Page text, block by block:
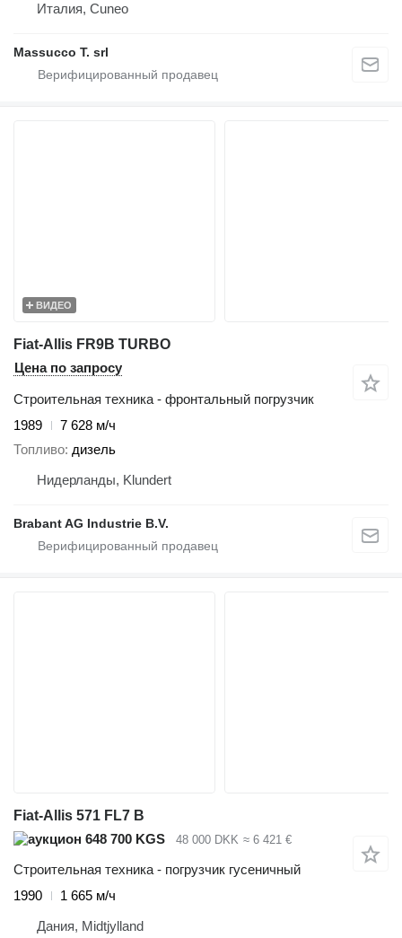
Италия, Cuneo
Massucco T. srl
ВИДЕО
Fiat-Allis FR9B TURBO
Цена по запросу
Строительная техника - фронтальный погрузчик
1989
7 628 м/ч
Топливо дизель
Нидерланды, Klundert
Brabant AG Industrie B.V.
Fiat-Allis 571 FL7 B
648 700 KGS
48 000 DKK ≈ 6 421 €
Строительная техника - погрузчик гусеничный
1990
1 665 м/ч
Дания, Midtjylland